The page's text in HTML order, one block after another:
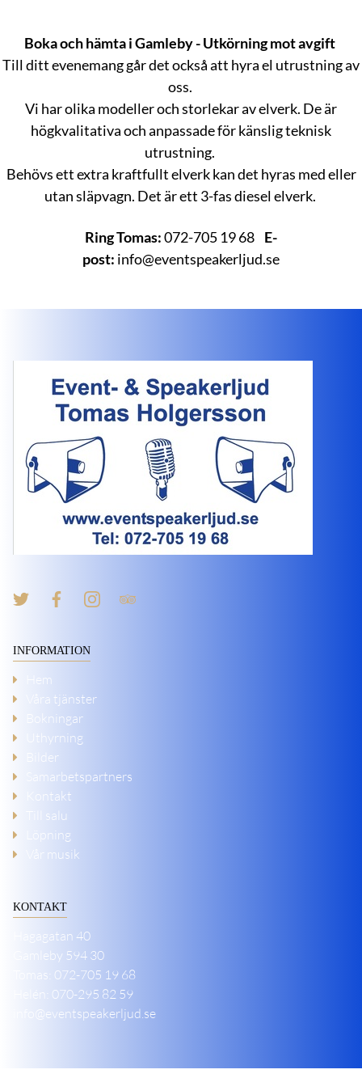
Boka och hämta i Gamleby - Utkörning mot avgift
Till ditt evenemang går det också att hyra el utrustning av
oss.
Vi har olika modeller och storlekar av elverk. De är
högkvalitativa och anpassade för känslig teknisk
utrustning.
Behövs ett extra kraftfullt elverk kan det hyras med eller
utan släpvagn. Det är ett 3-fas diesel elverk.
Ring Tomas:072-705 19 68 E-
post: info@eventspeakerljud.se
INFORMATION
Hem
Våra tjänster
Bokningar
Uthyrning
Bilder
Samarbetspartners
Kontakt
Till salu
Löpning
Vår musik
KONTAKT
Hagagatan 40
Gamleby 594 30
Tomas: 072-705 19 68
Helén: 070-295 82 59
info@eventspeakerljud.se